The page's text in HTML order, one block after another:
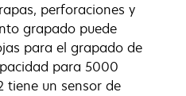
perforaciones y
grapado puede
para el grapado de
para 5000
tiene un sensor de